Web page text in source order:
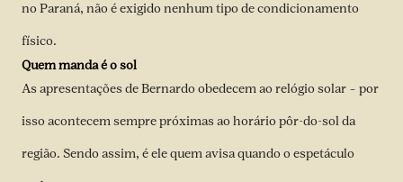
no Paraná, não é exigido nenhum tipo de condicionamento
físico.
Quem manda é o sol
As apresentações de Bernardo obedecem ao relógio solar – por
isso acontecem sempre próximas ao horário pôr-do-sol da
região. Sendo assim, é ele quem avisa quando o espetáculo